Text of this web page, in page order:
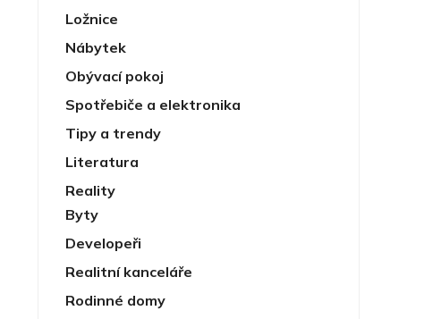
Ložnice
Nábytek
Obývací pokoj
Spotřebiče a elektronika
Tipy a trendy
Literatura
Reality
Byty
Developeři
Realitní kanceláře
Rodinné domy